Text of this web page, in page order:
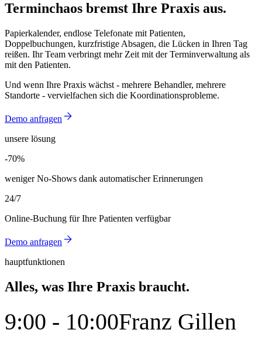
Terminchaos bremst Ihre Praxis aus.
Papierkalender, endlose Telefonate mit Patienten,
Doppelbuchungen, kurzfristige Absagen, die Lücken in Ihren Tag
reißen. Ihr Team verbringt mehr Zeit mit der Terminverwaltung als
mit den Patienten.
Und wenn Ihre Praxis wächst - mehrere Behandler, mehrere
Standorte - vervielfachen sich die Koordinationsprobleme.
Demo anfragen
unsere lösung
-70%
-70%
weniger No-Shows dank automatischer Erinnerungen
24/7
Online-Buchung für Ihre Patienten verfügbar
Demo anfragen
hauptfunktionen
Alles, was Ihre Praxis braucht.
9:00 - 10:00Franz Gillen